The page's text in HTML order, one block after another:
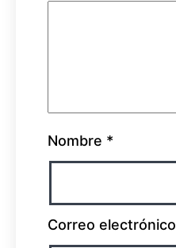
Nombre *
Correo electrónico